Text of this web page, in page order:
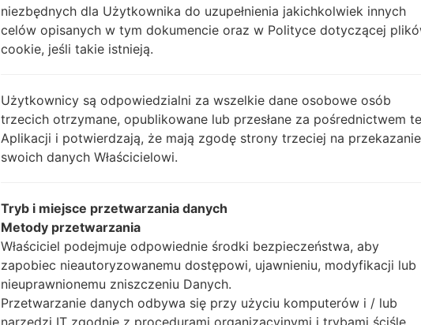
Powinieneś otrzymać 1
plików (jeśli 5 plików
AP: "System & Recovery"
HOME_CSC_ ***, aby
aplikacje.
wykonać wszystkie
niezbędnych dla Użytkownika do uzupełnienia jakichkolwiek innych
celów opisanych w tym dokumencie oraz w Polityce dotyczącej
cookie, jeśli takie istnieją.
Użytkownicy są odpowiedzialni za wszelkie dane osobowe osób
trzecich otrzymane, opublikowane lub przesłane za pośrednictwem
Aplikacji i potwierdzają, że mają zgodę strony trzeciej na przekazanie
swoich danych Właścicielowi.
Tryb i miejsce przetwarzania danych
Metody przetwarzania
Właściciel podejmuje odpowiednie środki bezpieczeństwa, aby
zapobiec nieautoryzowanemu dostępowi, ujawnieniu, modyfikacji lub
nieuprawnionemu zniszczeniu Danych.
Przetwarzanie danych odbywa się przy użyciu komputerów i / lub